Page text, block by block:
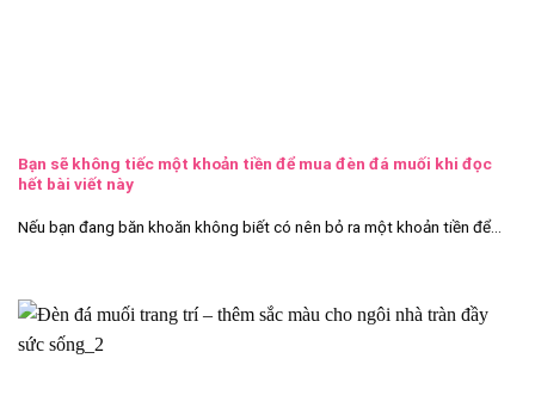
Bạn sẽ không tiếc một khoản tiền để mua đèn đá muối khi đọc
hết bài viết này
Nếu bạn đang băn khoăn không biết có nên bỏ ra một khoản tiền để...